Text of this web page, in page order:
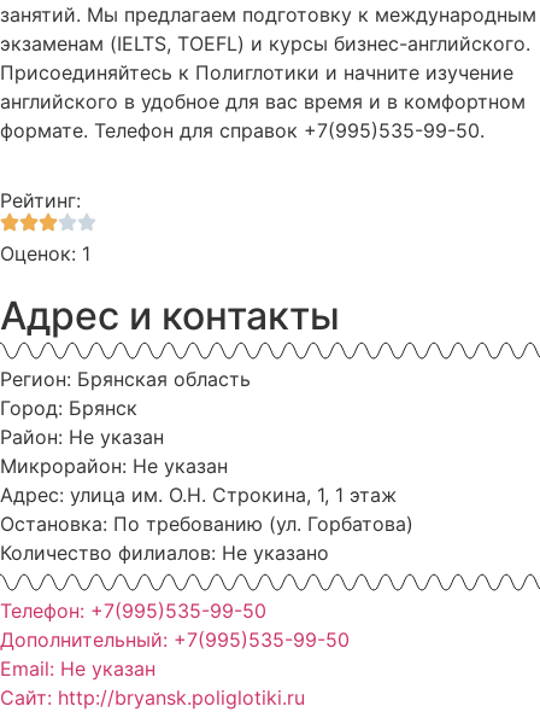
занятий. Мы предлагаем подготовку к международным
экзаменам (IELTS, TOEFL) и курсы бизнес-английского.
Присоединяйтесь к Полиглотики и начните изучение
английского в удобное для вас время и в комфортном
формате. Телефон для справок +7(995)535-99-50.
Рейтинг:
Оценок: 1
Адрес и контакты
Регион: Брянская область
Город: Брянск
Район: Не указан
Микрорайон: Не указан
Адрес: улица им. О.Н. Строкина, 1, 1 этаж
Остановка: По требованию (ул. Горбатова)
Количество филиалов: Не указано
Телефон: +7(995)535-99-50
Дополнительный: +7(995)535-99-50
Email: Не указан
Сайт: http://bryansk.poliglotiki.ru